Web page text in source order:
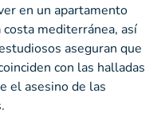
en un apartamento
mediterránea, así
aseguran que
con las halladas
el asesino de las